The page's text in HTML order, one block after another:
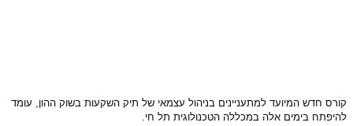
קורס חדש המיועד למתעניינים בניהול עצמאי של תיק השקעות בשוק ההון, עומד
להיפתח בימים אלה במכללה הטכנולוגית תל חי.